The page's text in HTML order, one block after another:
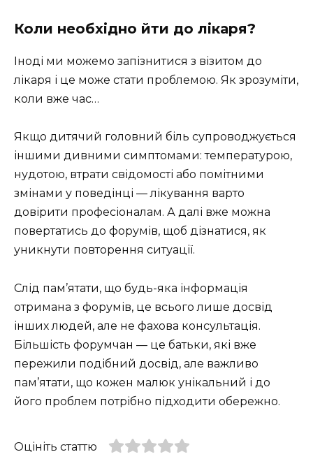
Коли необхідно йти до лікаря?
Іноді ми можемо запізнитися з візитом до
лікаря і це може стати проблемою. Як зрозуміти,
коли вже час…
Якщо дитячий головний біль супроводжується
іншими дивними симптомами: температурою,
нудотою, втрати свідомості або помітними
змінами у поведінці — лікування варто
довірити професіоналам. А далі вже можна
повертатись до форумів, щоб дізнатися, як
уникнути повторення ситуації.
Слід пам’ятати, що будь-яка інформація
отримана з форумів, це всього лише досвід
інших людей, але не фахова консультація.
Більшість форумчан — це батьки, які вже
пережили подібний досвід, але важливо
пам’ятати, що кожен малюк унікальний і до
його проблем потрібно підходити обережно.
Оцініть статтю